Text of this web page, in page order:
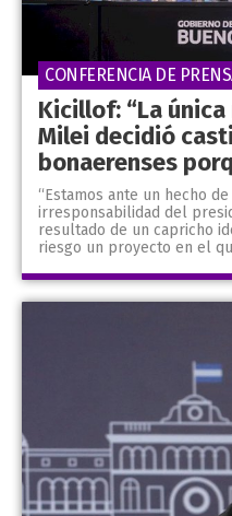
Kicillof: “La
Milei decidió
bonaerenses
“Estamos ante un hecho
irresponsabilidad del
resultado de un capricho
riesgo un proyecto en el
CONFERENCIA DE